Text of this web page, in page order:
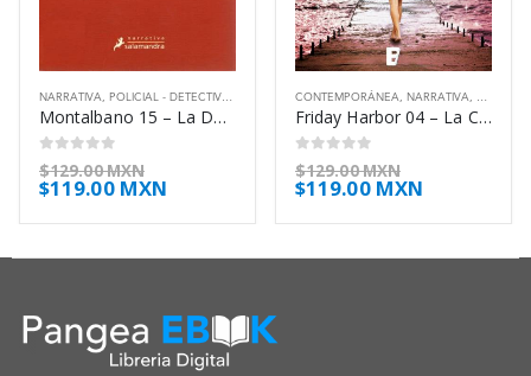
NARRATIVA, POLICIAL - DETECTIVES
Montalbano 15 – La Danza De La Gaviota – Camilleri Andrea
0out of 5
$129.00 MXN
$119.00 MXN
CONTEMPORÁNEA, NARRATIVA,
Friday Harbor 04 – La Cueva De Cristal – Kleypas Lisa
0out of 5
$129.00 MXN
$119.00 MXN